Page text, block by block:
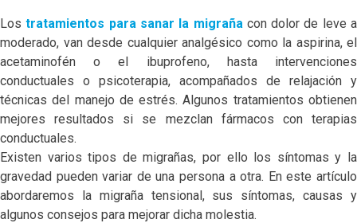
Los tratamientos para sanar la migraña con dolor de leve a
moderado, van desde cualquier analgésico como la aspirina, el
acetaminofén o el ibuprofeno, hasta intervenciones
conductuales o psicoterapia, acompañados de relajación y
técnicas del manejo de estrés. Algunos tratamientos obtienen
mejores resultados si se mezclan fármacos con terapias
conductuales.
Existen varios tipos de migrañas, por ello los síntomas y la
gravedad pueden variar de una persona a otra. En este artículo
abordaremos la migraña tensional, sus síntomas, causas y
algunos consejos para mejorar dicha molestia.